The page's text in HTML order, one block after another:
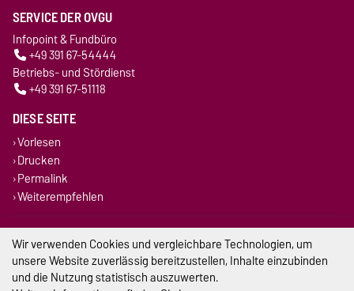
SERVICE DER OVGU
Infopoint & Fundbüro
+49 391 67-54444
Betriebs- und Stördienst
+49 391 67-51118
DIESE SEITE
Vorlesen
Drucken
Permalink
Weiterempfehlen
Impressum
Datenschutz
Wir verwenden Cookies und vergleichbare Technologien, um
unsere Website zuverlässig bereitzustellen, Inhalte einzubinden
und die Nutzung statistisch auszuwerten.